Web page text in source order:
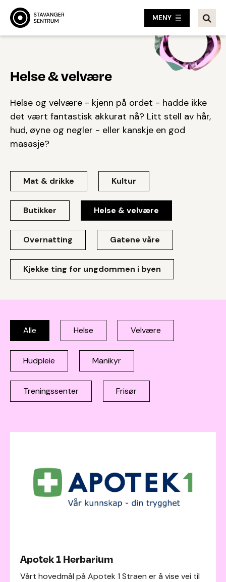
MENY
Helse & velvære
Helse og velvære - kjenn på ordet - hadde ikke
det vært fantastisk akkurat nå? Litt stell av hår,
hud, øyne og negler - eller kanskje en god
masasje?
Mat & drikke Kultur
Butikker Helse & velvære
Overnatting Gatene våre
Kjekke ting for ungdommen i byen
Alle Helse Velvære
Hudpleie Manikyr
Treningssenter Frisør
Apotek 1 Herbarium
Vårt hovedmål på Apotek 1 Straen er å vise vei til